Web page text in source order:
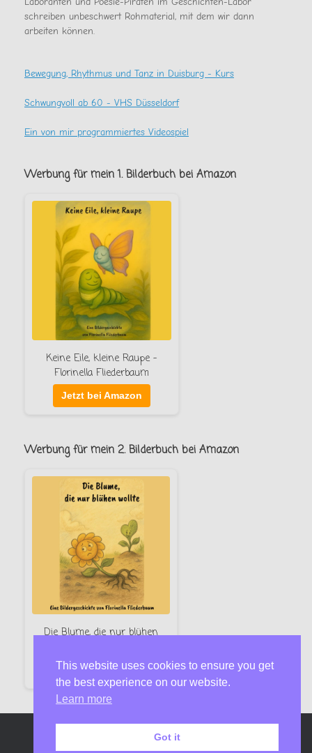
schreiben unbeschwert Rohmaterial, mit dem wir dann
arbeiten können.
Bewegung, Rhythmus und Tanz in Duisburg - Kurs
Schwungvoll ab 60 - VHS Düsseldorf
Ein von mir programmiertes Videospiel
Werbung für mein 1. Bilderbuch bei Amazon
Keine Eile, kleine Raupe –
Florinella Fliederbaum
Jetzt bei Amazon
Werbung für mein 2. Bilderbuch bei Amazon
Die Blume, die nur blühen
Jetzt bei Amazon
This website uses cookies to ensure you get
the best experience on our website.
Learn more
Got it